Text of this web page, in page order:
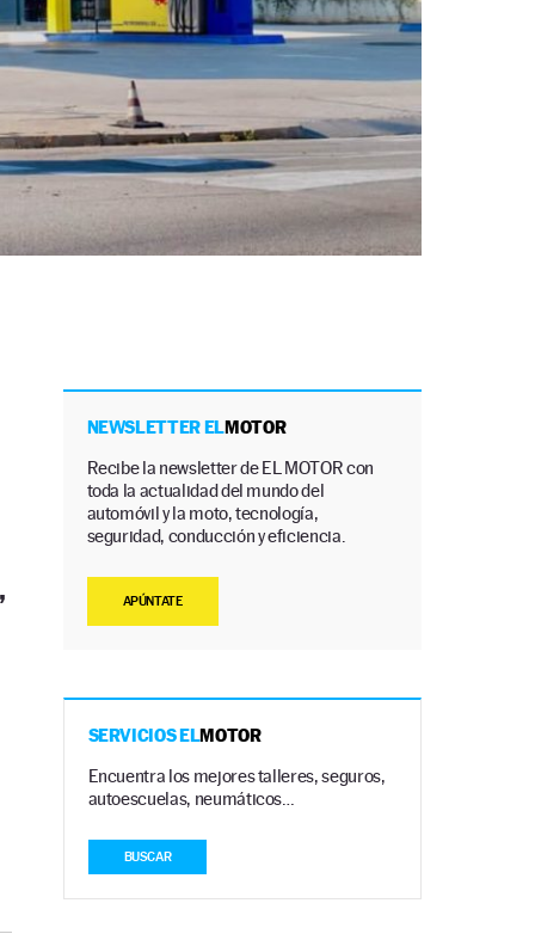
NEWSLETTER ELMOTOR
Recibe la newsletter de EL MOTOR con
toda la actualidad del mundo del
automóvil y la moto, tecnología,
seguridad, conducción y eficiencia.
APÚNTATE
SERVICIOS ELMOTOR
Encuentra los mejores talleres, seguros,
autoescuelas, neumáticos…
BUSCAR